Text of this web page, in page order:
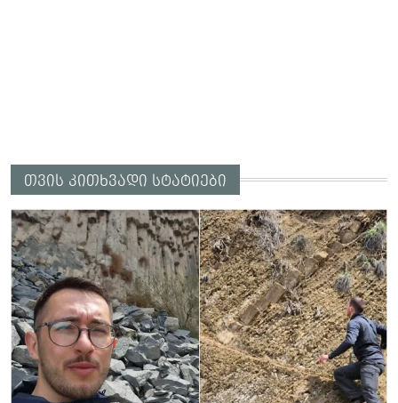
თვის კითხვადი სტატიები